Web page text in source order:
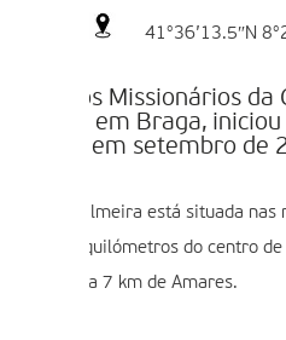
41°36’13.5″N
Casa dos Missionários da
em Braga, iniciou
em setembro de
Casa de Palmeira está situada nas
a 5 quilómetros do centro
Verde e a 7 km de Amares.